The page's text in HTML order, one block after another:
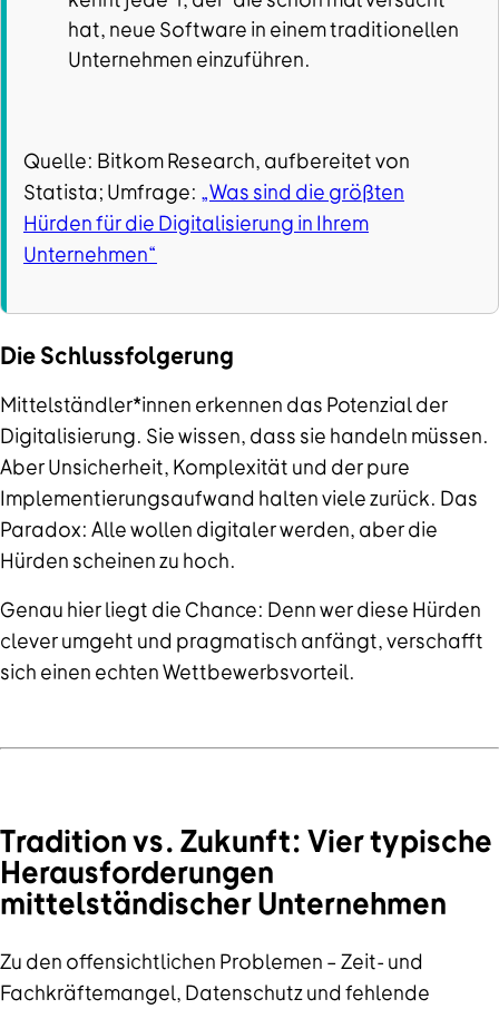
hat, neue Software in einem traditionellen
Unternehmen einzuführen.
Quelle: Bitkom Research, aufbereitet von
Statista; Umfrage: „Was sind die größten
Hürden für die Digitalisierung in Ihrem
Unternehmen“
Die Schlussfolgerung
Mittelständler*innen erkennen das Potenzial der
Digitalisierung. Sie wissen, dass sie handeln müssen.
Aber Unsicherheit, Komplexität und der pure
Implementierungsaufwand halten viele zurück. Das
Paradox: Alle wollen digitaler werden, aber die
Hürden scheinen zu hoch.
Genau hier liegt die Chance: Denn wer diese Hürden
clever umgeht und pragmatisch anfängt, verschafft
sich einen echten Wettbewerbsvorteil.
Tradition vs. Zukunft: Vier typische
Herausforderungen
mittelständischer Unternehmen
Zu den offensichtlichen Problemen – Zeit- und
Fachkräftemangel, Datenschutz und fehlende